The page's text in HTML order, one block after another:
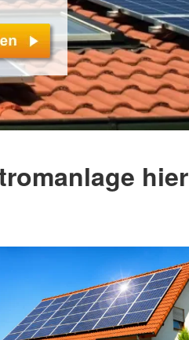
hier